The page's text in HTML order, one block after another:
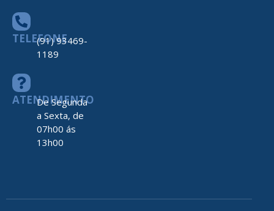
TELEFONE
(91) 93469-
1189
ATENDIMENTO
De Segunda
a Sexta, de
07h00 ás
13h00